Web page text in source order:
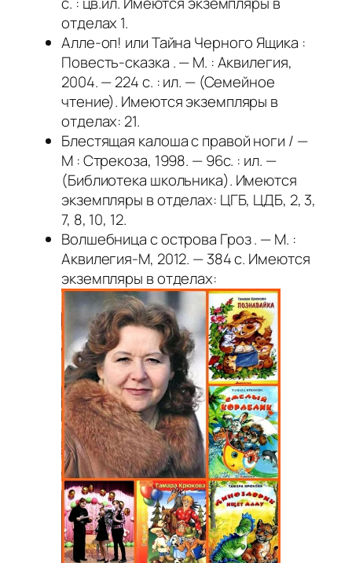
отделах 1.
Алле-оп! или Тайна Черного Ящика :
Повесть-сказка . — М. : Аквилегия,
2004. — 224 с. : ил. — (Семейное
чтение). Имеются экземпляры в
отделах: 21.
Блестящая калоша с правой ноги / —
М : Стрекоза, 1998. — 96с. : ил. —
(Библиотека школьника). Имеются
экземпляры в отделах: ЦГБ, ЦДБ, 2, 3,
7, 8, 10, 12.
Волшебница с острова Гроз . — М. :
Аквилегия-М, 2012. — 384 с. Имеются
экземпляры в отделах: